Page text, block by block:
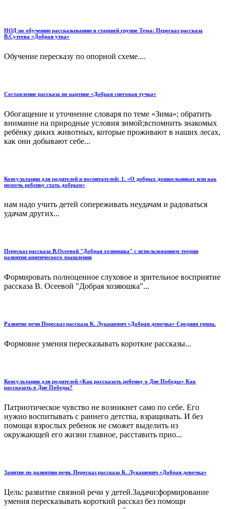
НОД по обучению рассказыванию в старшей группе Тема: Пересказ рассказа
В.Сутеева «Добрая утка»
Обучение пересказу по опорной схеме....
Составление рассказа по картине «Добрая снеговая тучка»
Обогащение и уточнение словаря по теме «Зима»; обратить
внимание на природные условия зимой;вспомнить знакомых
ребёнку диких животных, которые проживают в наших лесах,
как они добывают себе...
Консультации для родителей и воспитателей: 1. «О добрых дошкольниках или как
помочь ребенку стать добрым»
нам надо учить детей сопереживать неудачам и радоваться
удачам других...
Пересказ рассказа В.Осеевой "Добрая хозяюшка" с использованием теории
развития критического мышления
Формировать полноценное слуховое и зрительное восприятие
рассказа В. Осеевой "Добрая хозяюшка"...
Развитие речи Пересказ рассказа К. Лукашевич «Добрая девочка» Средняя грппа.
Формовне умения пересказывать короткие рассказы...
Консультация для родителей «Как рассказать ребенку о Дне Победы» Как
рассказать о Дне Победы?
Патриотическое чувство не возникнет само по себе. Его
нужно воспитывать с раннего детства, взращивать. И без
помощи взрослых ребенок не сможет выделить из
окружающей его жизни главное, расставить прио...
Занятие по развитию речи. Пересказ рассказа К. Лукашевич «Добрая девочка»
Цель: развитие связной речи у детей.Задачи:формирование
умения пересказывать короткий рассказ без помощи